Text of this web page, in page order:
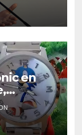
en
que